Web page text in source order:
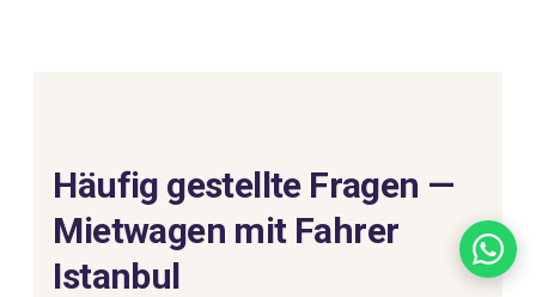
Häufig gestellte Fragen —
Mietwagen mit Fahrer
Istanbul